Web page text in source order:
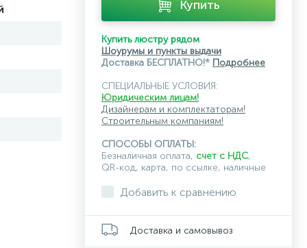
Купить
Купить люстру рядом
Шоурумы и пункты выдачи
Доставка БЕСПЛАТНО!* Подробнее
СПЕЦИАЛЬНЫЕ УСЛОВИЯ:
Юридическим лицам!
Дизайнерам и комплектаторам!
Строительным компаниям!
СПОСОБЫ ОПЛАТЫ:
Безналичная оплата, счет с НДС,
QR-код, карта, по ссылке, наличные
Добавить к сравнению
Доставка и самовывоз